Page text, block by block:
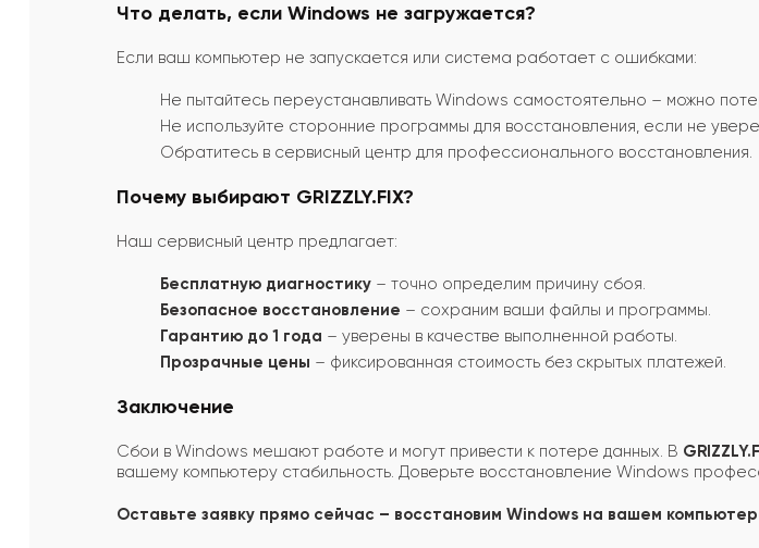
Что делать, если Windows не загружается?
Если ваш компьютер не запускается или система работает с ошибками:
Не пытайтесь переустанавливать Windows самостоятельно – можно
Не используйте сторонние программы для восстановления, если не
Обратитесь в сервисный центр для профессионального восстановления.
Почему выбирают GRIZZLY.FIX?
Наш сервисный центр предлагает:
Бесплатную диагностику – точно определим причину сбоя.
Безопасное восстановление – сохраним ваши файлы и программы.
Гарантию до 1 года – уверены в качестве выполненной работы.
Прозрачные цены – фиксированная стоимость без скрытых платежей.
Заключение
Сбои в Windows мешают работе и могут привести к потере данных. В
вашему компьютеру стабильность. Доверьте восстановление Windows
Оставьте заявку прямо сейчас – восстановим Windows на вашем